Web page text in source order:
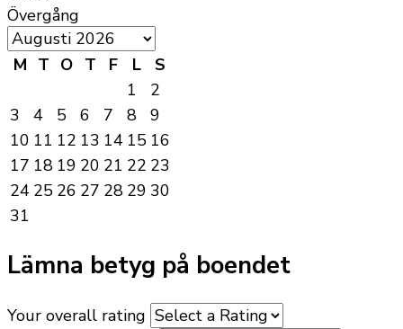
Övergång
M T O T F L
S
1
2
3
4 5 6 7 8
9
10 11 12 13 14 15 16
17 18 19 20 21 22 23
24 25 26 27 28 29 30
31
Lämna betyg på boendet
Your overall rating